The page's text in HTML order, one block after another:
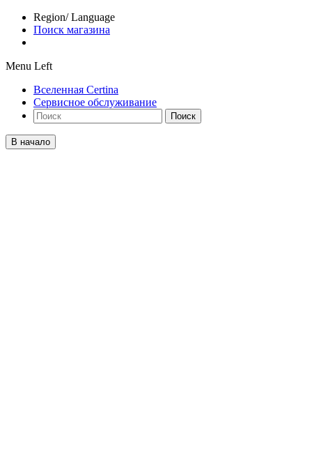
Region/ Language
Поиск магазина
Menu Left
Вселенная Certina
Сервисное обслуживание
Поиск
В начало